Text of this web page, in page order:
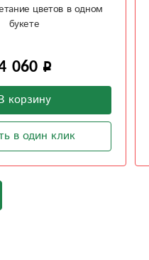
из бордовых роз
счастливым
700
корзину
в один клик